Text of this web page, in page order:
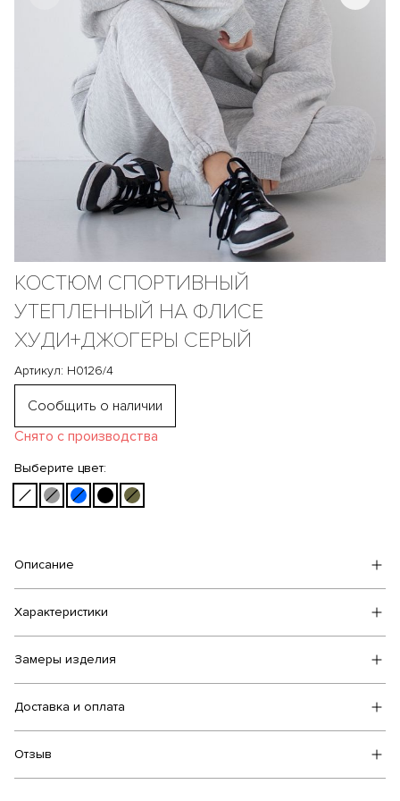
КОСТЮМ СПОРТИВНЫЙ
УТЕПЛЕННЫЙ НА ФЛИСЕ
ХУДИ+ДЖОГЕРЫ СЕРЫЙ
Артикул: Н0126/4
Сообщить о наличии
Снято с производства
Выберите цвет:
Описание
Характеристики
Замеры изделия
Доставка и оплата
Отзыв